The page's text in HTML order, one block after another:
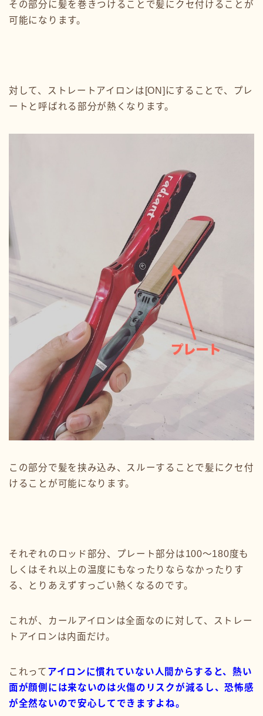
その部分に髪を巻きつけることで髪にクセ付けることが
可能になります。
対して、ストレートアイロンは[ON]にすることで、プレ
ートと呼ばれる部分が熱くなります。
この部分で髪を挟み込み、スルーすることで髪にクセ付
けることが可能になります。
それぞれのロッド部分、プレート部分は100〜180度も
しくはそれ以上の温度にもなったりならなかったりす
る、とりあえずすっごい熱くなるのです。
これが、カールアイロンは全面なのに対して、ストレー
トアイロンは内面だけ。
これって アイロンに慣れていない人間からすると、熱い
面が顔側には来ないのは火傷のリスクが減るし、恐怖感
が全然ないので安心してできますよね。